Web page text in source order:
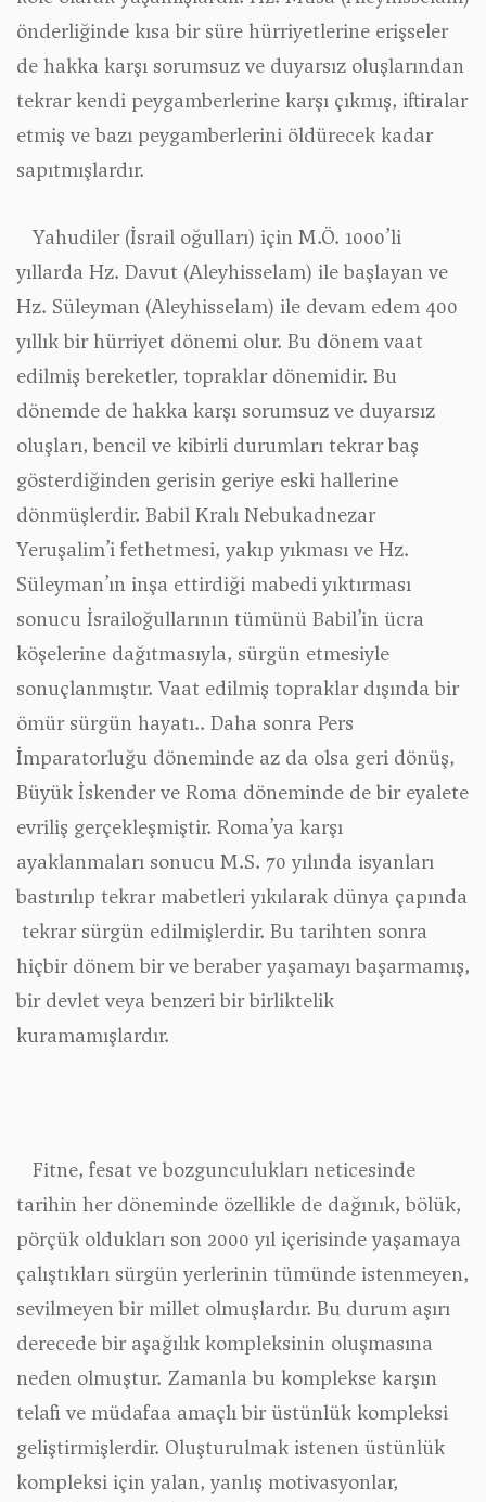
önderliğinde kısa bir süre hürriyetlerine erişseler
de hakka karşı sorumsuz ve duyarsız oluşlarından
tekrar kendi peygamberlerine karşı çıkmış, iftiralar
etmiş ve bazı peygamberlerini öldürecek kadar
sapıtmışlardır.
Yahudiler (İsrail oğulları) için M.Ö. 1000’li
yıllarda Hz. Davut (Aleyhisselam) ile başlayan ve
Hz. Süleyman (Aleyhisselam) ile devam edem 400
yıllık bir hürriyet dönemi olur. Bu dönem vaat
edilmiş bereketler, topraklar dönemidir. Bu
dönemde de hakka karşı sorumsuz ve duyarsız
oluşları, bencil ve kibirli durumları tekrar baş
gösterdiğinden gerisin geriye eski hallerine
dönmüşlerdir. Babil Kralı Nebukadnezar
Yeruşalim’i fethetmesi, yakıp yıkması ve Hz.
Süleyman’ın inşa ettirdiği mabedi yıktırması
sonucu İsrailoğullarının tümünü Babil’in ücra
köşelerine dağıtmasıyla, sürgün etmesiyle
sonuçlanmıştır. Vaat edilmiş topraklar dışında bir
ömür sürgün hayatı.. Daha sonra Pers
İmparatorluğu döneminde az da olsa geri dönüş,
Büyük İskender ve Roma döneminde de bir eyalete
evriliş gerçekleşmiştir. Roma’ya karşı
ayaklanmaları sonucu M.S. 70 yılında isyanları
bastırılıp tekrar mabetleri yıkılarak dünya çapında
tekrar sürgün edilmişlerdir. Bu tarihten sonra
hiçbir dönem bir ve beraber yaşamayı başarmamış,
bir devlet veya benzeri bir birliktelik
kuramamışlardır.
Fitne, fesat ve bozgunculukları neticesinde
tarihin her döneminde özellikle de dağınık, bölük,
pörçük oldukları son 2000 yıl içerisinde yaşamaya
çalıştıkları sürgün yerlerinin tümünde istenmeyen,
sevilmeyen bir millet olmuşlardır. Bu durum aşırı
derecede bir aşağılık kompleksinin oluşmasına
neden olmuştur. Zamanla bu komplekse karşın
telafi ve müdafaa amaçlı bir üstünlük kompleksi
geliştirmişlerdir. Oluşturulmak istenen üstünlük
kompleksi için yalan, yanlış motivasyonlar,